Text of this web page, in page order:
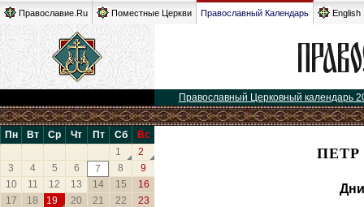
Православие.Ru Поместные Церкви Православный Календарь English
Православный Церковный календарь
Пн Вт Ср Чт Пт Сб
Вс
1
2
3
4 5 6 7 8
9
10
11 12 13 14 15
16
17
18 19 20 21 22
23